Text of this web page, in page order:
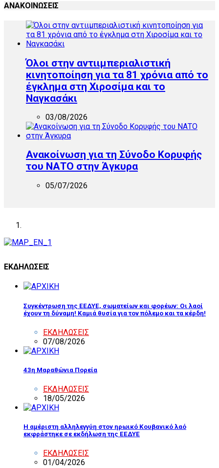
ΑΝΑΚΟΙΝΩΣΕΙΣ
Όλοι στην αντιιμπεριαλιστική
κινητοποίηση για τα 81 χρόνια από το
έγκλημα στη Χιροσίμα και το
Ναγκασάκι
03/08/2026
Ανακοίνωση για τη Σύνοδο Κορυφής
του ΝΑΤΟ στην Άγκυρα
05/07/2026
ΕΚΔΗΛΩΣΕΙΣ
Συγκέντρωση της ΕΕΔΥΕ, σωματείων και φορέων: Οι λαοί
έχουν τη δύναμη! Καμιά θυσία για τον πόλεμο και τα κέρδη!
ΕΚΔΗΛΩΣΕΙΣ
07/08/2026
43η Μαραθώνια Πορεία
ΕΚΔΗΛΩΣΕΙΣ
18/05/2026
Η αμέριστη αλληλεγγύη στον ηρωικό Κουβανικό λαό
εκφράστηκε σε εκδήλωση της ΕΕΔΥΕ
ΕΚΔΗΛΩΣΕΙΣ
01/04/2026